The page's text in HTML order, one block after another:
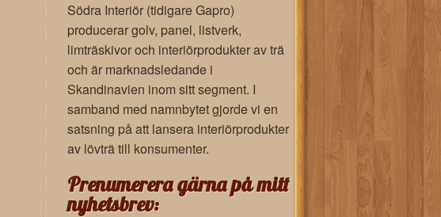
Södra Interiör (tidigare Gapro)
producerar golv, panel, listverk,
limträskivor och interiörprodukter av trä
och är marknadsledande i
Skandinavien inom sitt segment. I
samband med namnbytet gjorde vi en
satsning på att lansera interiörprodukter
av lövträ till konsumenter.
Prenumerera gärna på mitt
nyhetsbrev: